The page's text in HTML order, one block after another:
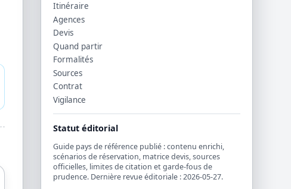
Itinéraire
Agences
Devis
Quand partir
Formalités
Sources
Contrat
Vigilance
Statut éditorial
Guide pays de référence publié : contenu enrichi,
scénarios de réservation, matrice devis, sources
officielles, limites de citation et garde-fous de
prudence. Dernière revue éditoriale : 2026-05-27.